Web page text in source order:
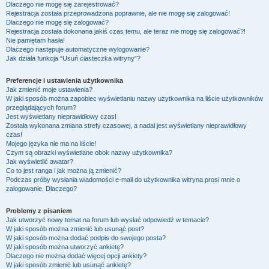
Dlaczego nie mogę się zarejestrować?
Rejestracja została przeprowadzona poprawnie, ale nie mogę się zalogować!
Dlaczego nie mogę się zalogować?
Rejestracja została dokonana jakiś czas temu, ale teraz nie mogę się zalogować?!
Nie pamiętam hasła!
Dlaczego następuje automatyczne wylogowanie?
Jak działa funkcja “Usuń ciasteczka witryny”?
Preferencje i ustawienia użytkownika
Jak zmienić moje ustawienia?
W jaki sposób można zapobiec wyświetlaniu nazwy użytkownika na liście użytkowników
przeglądających forum?
Jest wyświetlany nieprawidłowy czas!
Została wykonana zmiana strefy czasowej, a nadal jest wyświetlany nieprawidłowy
czas!
Mojego języka nie ma na liście!
Czym są obrazki wyświetlane obok nazwy użytkownika?
Jak wyświetlić awatar?
Co to jest ranga i jak można ją zmienić?
Podczas próby wysłania wiadomości e-mail do użytkownika witryna prosi mnie o
zalogowanie. Dlaczego?
Problemy z pisaniem
Jak utworzyć nowy temat na forum lub wysłać odpowiedź w temacie?
W jaki sposób można zmienić lub usunąć post?
W jaki sposób można dodać podpis do swojego posta?
W jaki sposób można utworzyć ankietę?
Dlaczego nie można dodać więcej opcji ankiety?
W jaki sposób zmienić lub usunąć ankietę?